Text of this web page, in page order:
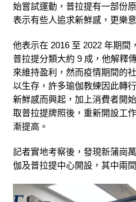
始嘗試運動，普拉提有一部份
表示有些人追求新鮮感，更樂
他表示在 2016 至 2022 年期間
普拉提分類大約 9 成，他解釋
來維持盈利，然而疫情期間的
以生存，許多瑜伽教練因此轉
新鮮感而興起，加上消費者開
取普拉提牌照後，重新開設工
漸提高。
記者實地考察後 ， 發現新蒲崗
伽及普拉提中心開設，其中兩